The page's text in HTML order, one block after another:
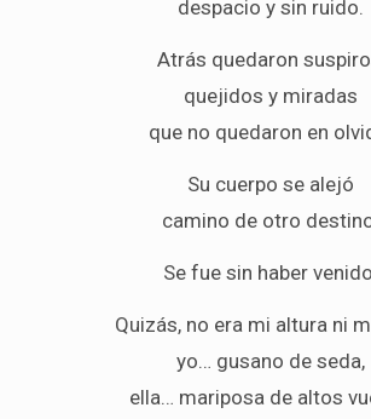
despacio y sin ruido.
Atrás quedaron
quejidos y miradas
que no quedaron en
Su cuerpo se alejó
camino de otro
Se fue sin haber
Quizás, no era mi altura ni
yo… gusano de seda,
ella… mariposa de altos